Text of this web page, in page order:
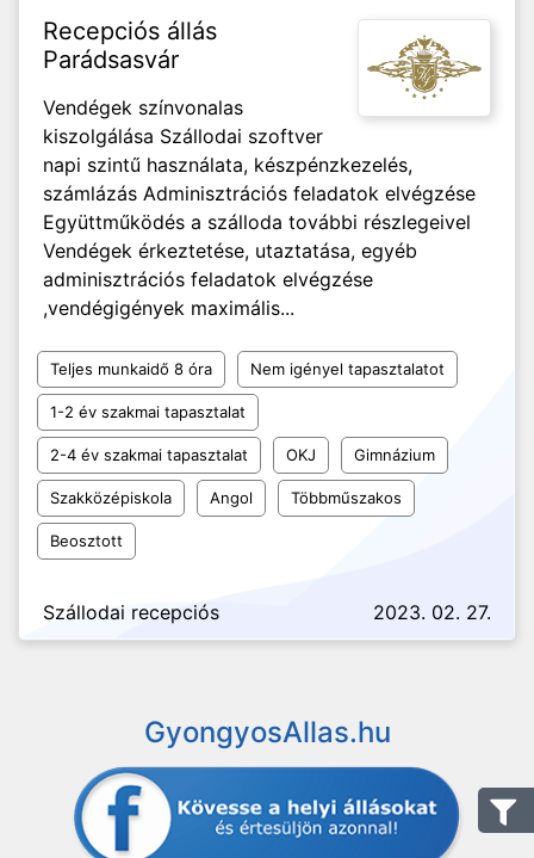
Recepciós állás
Parádsasvár
Vendégek színvonalas
kiszolgálása Szállodai szoftver
napi szintű használata, készpénzkezelés,
számlázás Adminisztrációs feladatok elvégzése
Együttműködés a szálloda további részlegeivel
Vendégek érkeztetése, utaztatása, egyéb
adminisztrációs feladatok elvégzése
,vendégigények maximális...
Teljes munkaidő 8 óra Nem igényel tapasztalatot
1-2 év szakmai tapasztalat
2-4 év szakmai tapasztalat OKJ Gimnázium
Szakközépiskola Angol Többműszakos
Beosztott
Szállodai recepciós 2023. 02. 27.
GyongyosAllas.hu